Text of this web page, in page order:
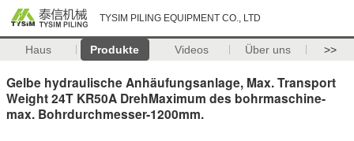
TYSIM PILING EQUIPMENT CO., LTD
Haus Produkte Videos Über uns >>
Gelbe hydraulische Anhäufungsanlage, Max. Transport
Weight 24T KR50A DrehMaximum des bohrmaschine-
max. Bohrdurchmesser-1200mm.